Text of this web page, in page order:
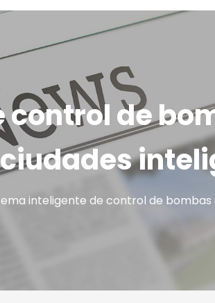
de
inteligente de control de